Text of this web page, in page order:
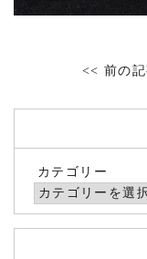
<< 前の
カテゴリー